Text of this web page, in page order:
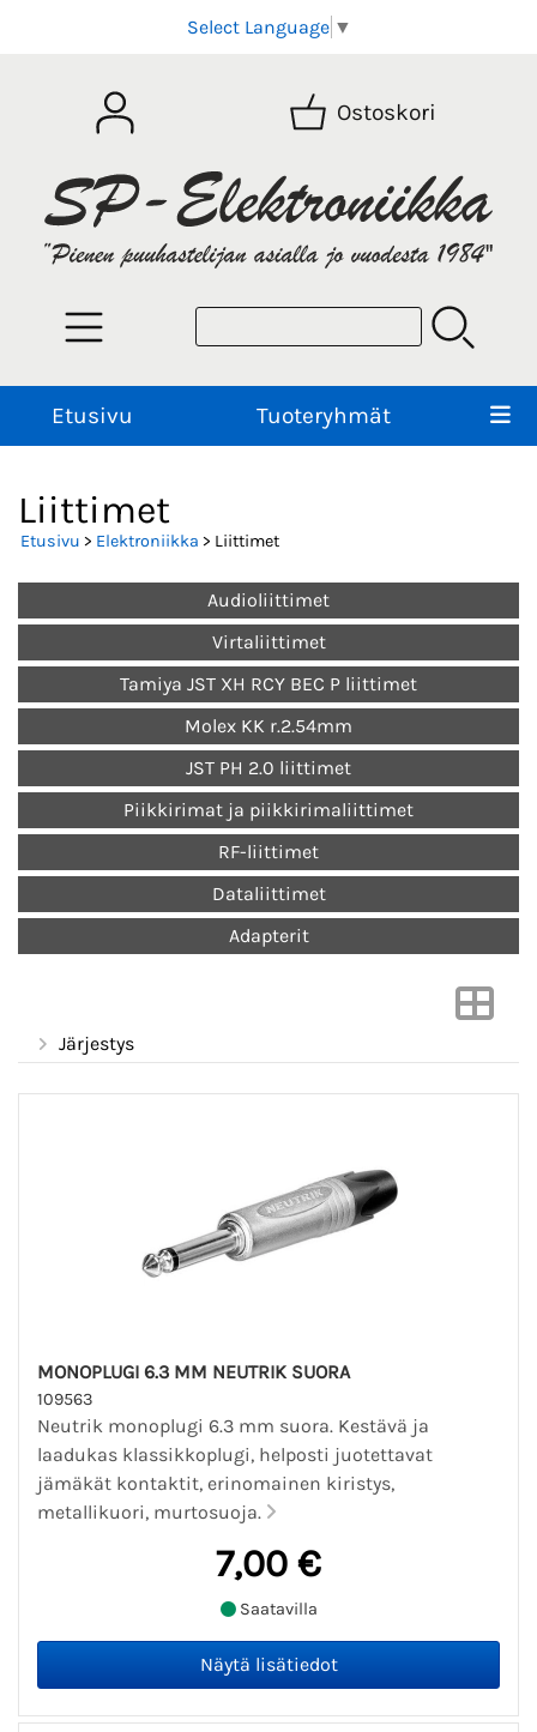
Select Language ▼
Ostoskori
Etusivu Tuoteryhmät
Liittimet
Etusivu > Elektroniikka > Liittimet
Audioliittimet
Virtaliittimet
Tamiya JST XH RCY BEC P liittimet
Molex KK r.2.54mm
JST PH 2.0 liittimet
Piikkirimat ja piikkirimaliittimet
RF-liittimet
Dataliittimet
Adapterit
Järjestys
MONOPLUGI 6.3 MM NEUTRIK SUORA
109563
Neutrik monoplugi 6.3 mm suora. Kestävä ja
laadukas klassikkoplugi, helposti juotettavat
jämäkät kontaktit, erinomainen kiristys,
metallikuori, murtosuoja.
7,00 €
Saatavilla